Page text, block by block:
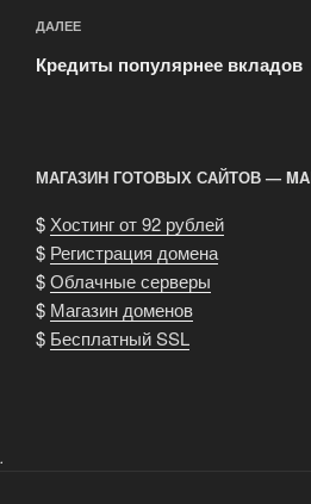
Следующая
запись
ДАЛЕЕ
Кредиты популярнее вкладов
МАГАЗИН ГОТОВЫХ САЙТОВ —
$ Хостинг от 92 рублей
$ Регистрация домена
$Облачные серверы
$ Магазин доменов
$ Бесплатный SSL
.